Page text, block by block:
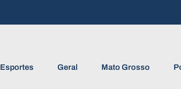
Esportes Geral Mato Grosso